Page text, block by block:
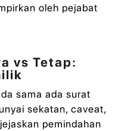
oleh pejabat
vs Tetap:
sama ada surat
sekatan, caveat,
pemindahan